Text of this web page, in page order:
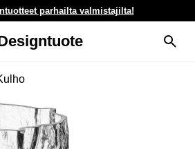
parhailta valmistajilta!